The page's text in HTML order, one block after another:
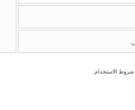
شروط الاستخدام.